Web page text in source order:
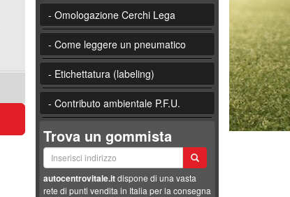
- Omologazione Cerchi Lega
- Come leggere un pneumatico
- Etichettatura (labeling)
- Contributo ambientale P.F.U.
Trova un gommista
autocentrovitale.itdispone di una vasta
rete di punti vendita in Italia per la consegna